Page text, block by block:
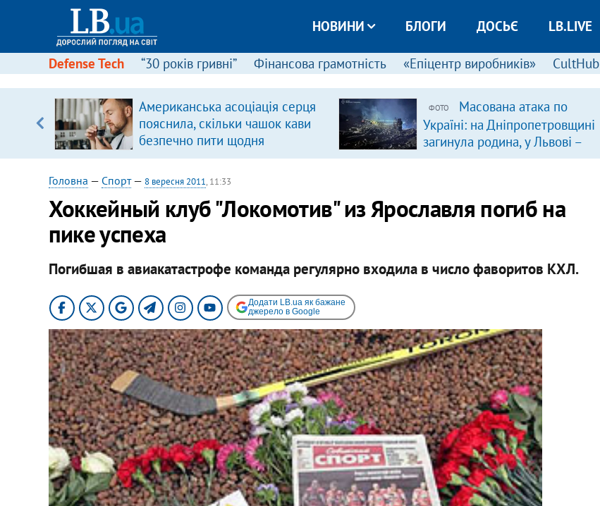
НОВИНИ БЛОГИ ДОСЬЄ LB.LIVE
Defense Tech “30 років гривні” Фінансова грамотність «Епіцентр виробників» CultHub
Американська асоціація серця
пояснила, скільки чашок кави
безпечно пити щодня
ФОТО
Масована атака по
Україні: на Дніпропетровщині
загинула родина, у Львові –
удар по багатоповерхівках
Головна — Спорт— 8 вересня 2011, 11:33
Хоккейный клуб "Локомотив" из Ярославля погиб на
пике успеха
Погибшая в авиакатастрофе команда регулярно входила в число фаворитов КХЛ.
Додати LB.ua як бажане
джерело в Google